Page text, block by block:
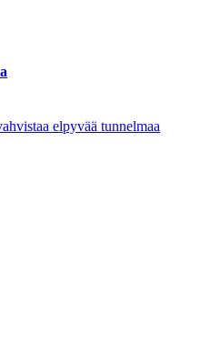
elpyvää tunnelmaa